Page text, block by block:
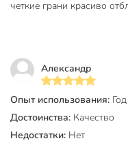
Бренд
Страна производства
Тип
четкие грани красиво
Aлександр
Опыт использования: Год
Достоинства: Качество
Недостатки: Нет